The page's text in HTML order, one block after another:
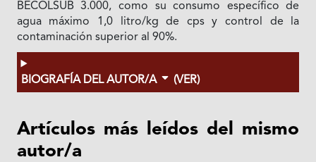
BECOLSUB 3.000, como su consumo específico de
agua máximo 1,0 litro/kg de cps y control de la
contaminación superior al 90%.
BIOGRAFÍA DEL AUTOR/A (VER)
Artículos más leídos del mismo
autor/a